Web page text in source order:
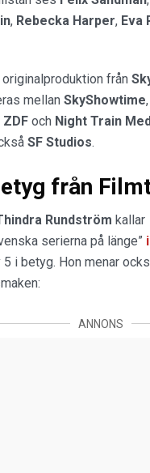
, Rebecka Harper, Eva
från
mellan SkyShowtime,
ZDF och Night Train
SF Studios.
från
Rundström kallar
serierna på länge”
5 i betyg. Hon menar
ANNONS